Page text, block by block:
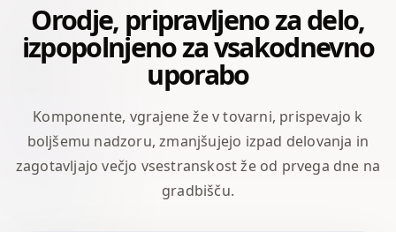
Orodje, pripravljeno za delo,
izpopolnjeno za vsakodnevno
uporabo
Komponente, vgrajene že v tovarni, prispevajo k
boljšemu nadzoru, zmanjšujejo izpad delovanja in
zagotavljajo večjo vsestranskost že od prvega dne na
gradbišču.